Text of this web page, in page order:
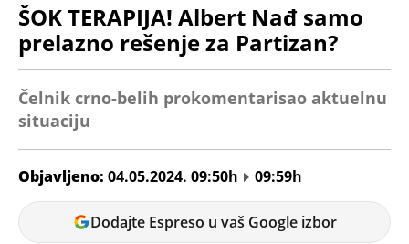
ŠOK TERAPIJA! Albert Nađ samo
prelazno rešenje za Partizan?
Čelnik crno-belih prokomentarisao aktuelnu
situaciju
Objavljeno: 04.05.2024. 09:50h
09:59h
Jelena
Bjeljić
Dodajte Espreso u vaš Google izbor